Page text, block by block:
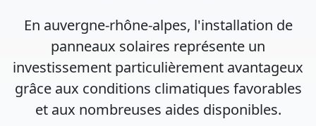
En auvergne-rhône-alpes, l'installation de
panneaux solaires représente un
investissement particulièrement avantageux
grâce aux conditions climatiques favorables
et aux nombreuses aides disponibles.